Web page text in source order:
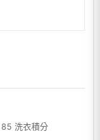
85 洗衣積分